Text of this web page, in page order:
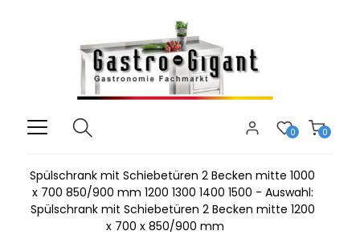
0
0
Spülschrank mit Schiebetüren 2 Becken mitte 1000
x 700 850/900 mm 1200 1300 1400 1500 - Auswahl:
Spülschrank mit Schiebetüren 2 Becken mitte 1200
x 700 x 850/900 mm